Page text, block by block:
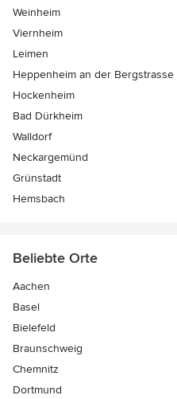
Weinheim
Viernheim
Leimen
Heppenheim an der Bergstrasse
Hockenheim
Bad Dürkheim
Walldorf
Neckargemünd
Grünstadt
Hemsbach
Beliebte Orte
Aachen
Basel
Bielefeld
Braunschweig
Chemnitz
Dortmund